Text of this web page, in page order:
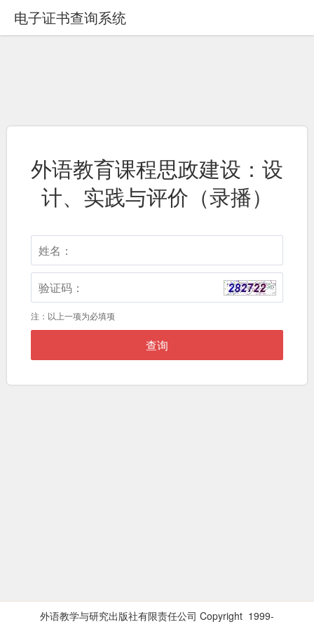
电子证书查询系统
外语教育课程思政建设：设
计、实践与评价（录播）
注：以上一项为必填项
外语教学与研究出版社有限责任公司 Copyright 1999-